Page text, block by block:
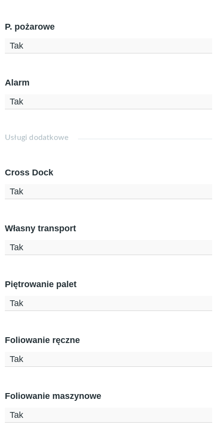
P. pożarowe
Tak
Alarm
Tak
Usługi dodatkowe
Cross Dock
Tak
Własny transport
Tak
Piętrowanie palet
Tak
Foliowanie ręczne
Tak
Foliowanie maszynowe
Tak